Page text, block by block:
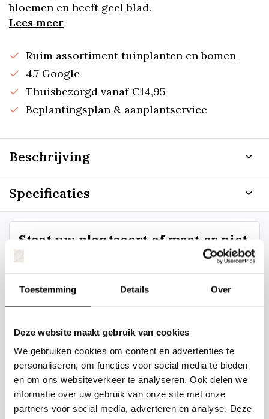
Toestemming Details Over
Deze website maakt gebruik van cookies
We gebruiken cookies om content en advertenties te
personaliseren, om functies voor social media te bieden
en om ons websiteverkeer te analyseren. Ook delen we
informatie over uw gebruik van onze site met onze
partners voor social media, adverteren en analyse. Deze
bloemen en heeft geel blad.
Lees meer
Ruim assortiment tuinplanten en bomen
4.7 Google
Thuisbezorgd vanaf €14,95
Beplantingsplan & aanplantservice
Beschrijving
Specificaties
Staat uw plantsoort of maat er niet
tussen? Laat het ons weten, dan
de plantnaam, hoogte, stamdikte en
vorm. Wilt u weten hoe uw plant of
boom er ongeveer eruit ziet? We
kunnen u een foto sturen.
info@tuinplantenbezorgd.nl
06 45 601 508 (tijdelijk niet bereikbaar)